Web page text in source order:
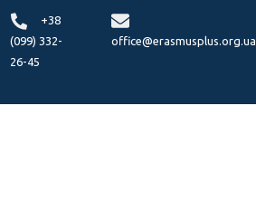
+38
(099) 332-
26-45
office@erasmusplus.org.ua